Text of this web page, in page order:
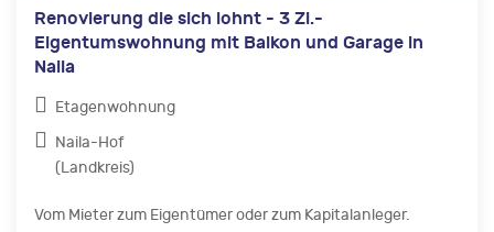
Renovierung die sich lohnt - 3 Zi.-
Eigentumswohnung mit Balkon und Garage in
Naila
Etagenwohnung
Naila-Hof
(Landkreis)
Vom Mieter zum Eigentümer oder zum Kapitalanleger.